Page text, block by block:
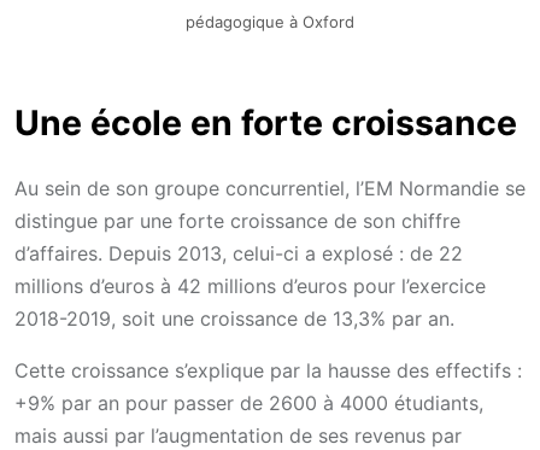
pédagogique à Oxford
Une école en forte croissance
Au sein de son groupe concurrentiel, l’EM Normandie se
distingue par une forte croissance de son chiffre
d’affaires. Depuis 2013, celui-ci a explosé : de 22
millions d’euros à 42 millions d’euros pour l’exercice
2018-2019, soit une croissance de 13,3% par an.
Cette croissance s’explique par la hausse des effectifs :
+9% par an pour passer de 2600 à 4000 étudiants,
mais aussi par l’augmentation de ses revenus par